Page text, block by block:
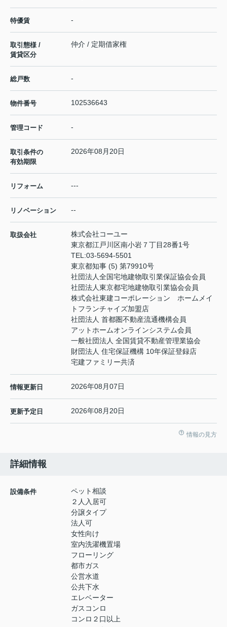
特優賃 -
取引態様 /
賃貸区分
仲介 / 定期借家権
総戸数 -
物件番号 102536643
管理コード -
取引条件の
有効期限
2026年08月20日
リフォーム ---
リノベーション --
取扱会社
株式会社コーユー
東京都江戸川区南小岩７丁目28番1号
TEL:03-5694-5501
東京都知事 (5) 第79910号
社団法人全国宅地建物取引業保証協会会員
社団法人東京都宅地建物取引業協会会員
株式会社東建コーポレーション ホームメイ
トフランチャイズ加盟店
社団法人 首都圏不動産流通機構会員
アットホームオンラインシステム会員
一般社団法人 全国賃貸不動産管理業協会
財団法人 住宅保証機構 10年保証登録店
宅建ファミリー共済
情報更新日 2026年08月07日
更新予定日 2026年08月20日
情報の見方
詳細情報
設備条件
ペット相談
２人入居可
分譲タイプ
法人可
女性向け
室内洗濯機置場
フローリング
都市ガス
公営水道
公共下水
エレベーター
ガスコンロ
コンロ２口以上